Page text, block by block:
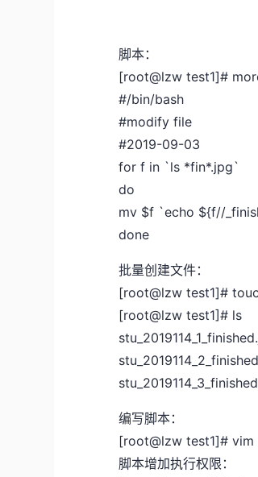
脚本：
[root@lzw test1]#
#/bin/bash
#modify file
#2019-09-03
for f in `ls *fin*.jpg`
do
mv $f `echo ${f//
done
批量创建文件：
[root@lzw test1]#
[root@lzw test1]# ls
编写脚本：
[root@lzw test1]# vim
脚本增加执行权限：